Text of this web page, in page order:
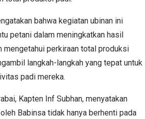
bahwa kegiatan ubinan ini
petani dalam meningkatkan hasil
mengetahui perkiraan total produksi
langkah-langkah yang tepat untuk
padi mereka.
Kapten Inf Subhan, menyatakan
Babinsa tidak hanya berhenti pada